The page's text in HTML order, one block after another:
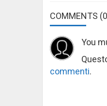
COMMENTS
You
commenti.